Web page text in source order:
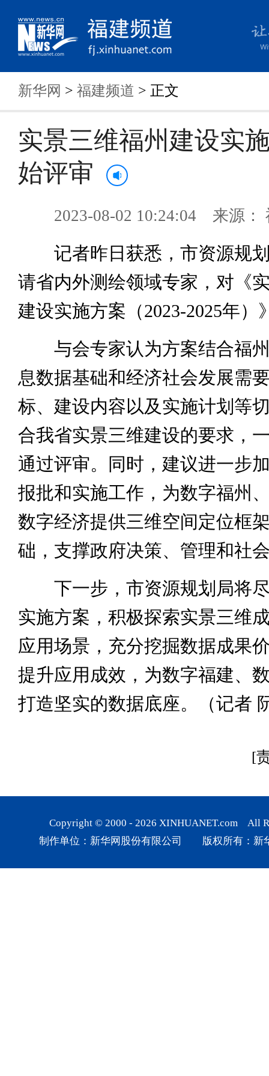
新华网 > 福建频道 > 正文
实景三维福州建设实
始评审
2023-08-02 10:24:04 来源：
记者昨日获悉，市资源规划
请省内外测绘领域专家，对《
建设实施方案（2023-2025年）
与会专家认为方案结合福州
息数据基础和经济社会发展需
标、建设内容以及实施计划等
合我省实景三维建设的要求，
通过评审。同时，建议进一步
报批和实施工作，为数字福州
数字经济提供三维空间定位框
础，支撑政府决策、管理和社
下一步，市资源规划局将尽
实施方案，积极探索实景三维
应用场景，充分挖掘数据成果
提升应用成效，为数字福建、
打造坚实的数据底座。（记者
[
Copyright © 2000 - 2026 XINHUANET.com All
制作单位：新华网股份有限公司 版权所有：新